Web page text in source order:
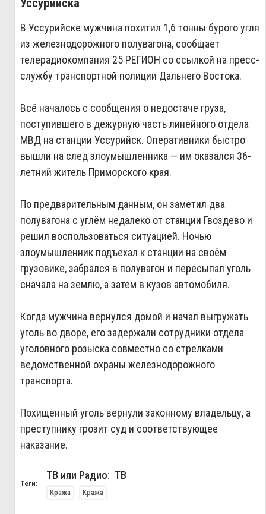
В Уссурийске мужчина похитил 1,6 тонны бурого угля
из железнодорожного полувагона, сообщает
телерадиокомпания 25 РЕГИОН со ссылкой на пресс-
службу транспортной полиции Дальнего Востока.
Всё началось с сообщения о недостаче груза,
поступившего в дежурную часть линейного отдела
МВД на станции Уссурийск. Оперативники быстро
вышли на след злоумышленника — им оказался 36-
летний житель Приморского края.
По предварительным данным, он заметил два
полувагона с углём недалеко от станции Гвоздево и
решил воспользоваться ситуацией. Ночью
злоумышленник подъехал к станции на своём
грузовике, забрался в полувагон и пересыпал уголь
сначала на землю, а затем в кузов автомобиля.
Когда мужчина вернулся домой и начал выгружать
уголь во дворе, его задержали сотрудники отдела
уголовного розыска совместно со стрелками
ведомственной охраны железнодорожного
транспорта.
Похищенный уголь вернули законному владельцу, а
преступнику грозит суд и соответствующее
наказание.
Теги:
ТВ или Радио: ТВ
Кража Кража